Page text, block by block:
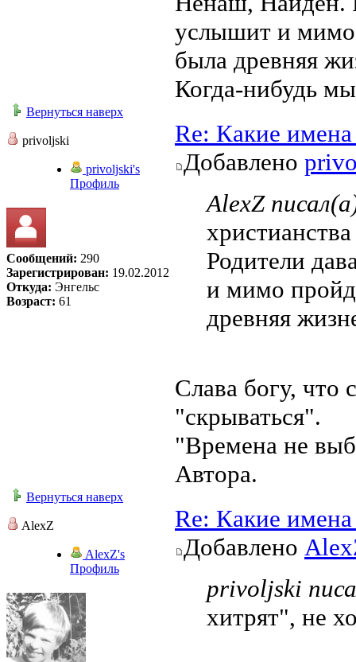
услышит и мимо
была древняя
Когда-нибудь
Вернуться наверх
privoljski
privoljski's
Профиль
Сообщений: 290
Зарегистрирован: 19.02.2012
Откуда: Энгельс
Возраст: 61
Re: Какие
Добавлено
AlexZ
Родители
и мимо
древняя
Слава богу, что
"скрываться".
"Времена не
Автора.
Вернуться наверх
AlexZ
AlexZ's
Профиль
Re: Какие
Добавлено
privoljski
хитрят", не